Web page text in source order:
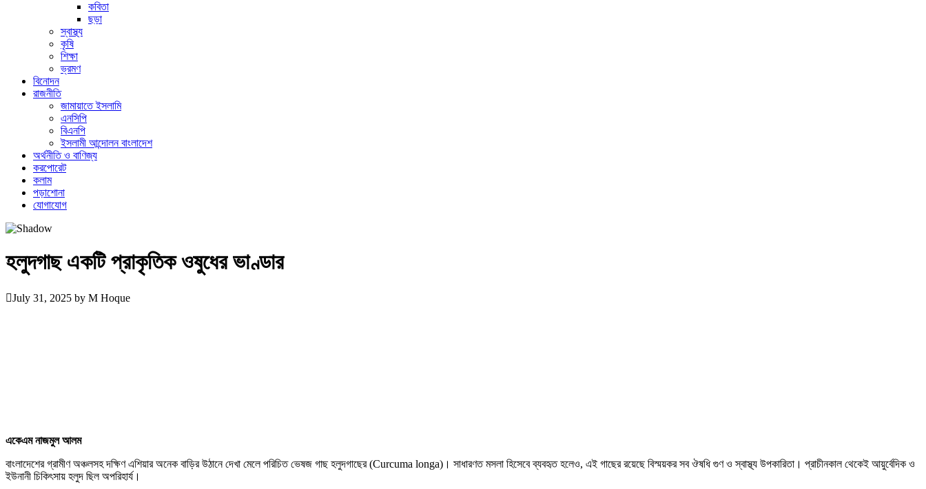
কবিতা
ছড়া
স্বাস্থ্য
কৃষি
শিক্ষা
ভ্রমণ
বিনোদন
রাজনীতি
জামায়াতে ইসলামি
এনসিপি
বিএনপি
ইসলামী আন্দোলন বাংলাদেশ
অর্থনীতি ও বাণিজ্য
করপোরেট
কলাম
পড়াশোনা
যোগাযোগ
হলুদগাছ একটি প্রাকৃতিক ওষুধের ভাণ্ডার
July 31, 2025 by M Hoque
একেএম নাজমুল আলম
বাংলাদেশের গ্রামীণ অঞ্চলসহ দক্ষিণ এশিয়ার অনেক বাড়ির উঠানে দেখা মেলে পরিচিত ভেষজ গাছ হলুদগাছের (Curcuma longa)। সাধারণত মসলা হিসেবে ব্যবহৃত হলেও, এই গাছের রয়েছে বিস্ময়কর সব ঔষধি গুণ ও স্বাস্থ্য উপকারিতা। প্রাচীনকাল থেকেই আয়ুর্বেদিক ও
ইউনানী চিকিৎসায় হলুদ ছিল অপরিহার্য।